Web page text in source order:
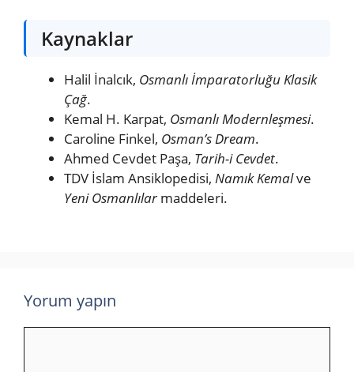
Kaynaklar
Halil İnalcık, Osmanlı İmparatorluğu Klasik
Çağ.
Kemal H. Karpat, Osmanlı Modernleşmesi.
Caroline Finkel, Osman’s Dream.
Ahmed Cevdet Paşa, Tarih-i Cevdet.
TDV İslam Ansiklopedisi, Namık Kemalve
Yeni Osmanlılarmaddeleri.
Yorum yapın